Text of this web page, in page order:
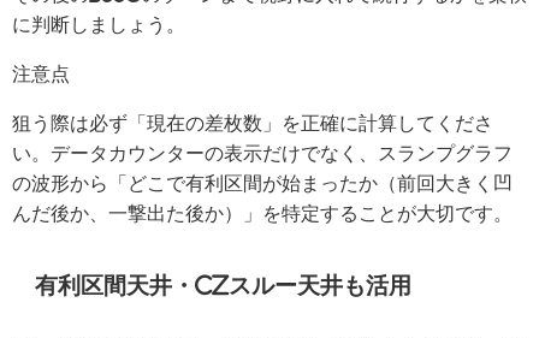
に判断しましょう。
注意点
狙う際は必ず「現在の差枚数」を正確に計算してくださ
い。データカウンターの表示だけでなく、スランプグラフ
の波形から「どこで有利区間が始まったか（前回大きく凹
んだ後か、一撃出た後か）」を特定することが大切です。
有利区間天井・CZスルー天井も活用